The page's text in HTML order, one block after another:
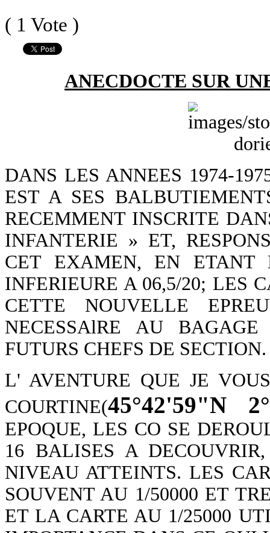
( 1 Vote )
ANECDOCTE SUR
DANS LES ANNEES 1974-
EST A SES
RECEMMENT INSCRITE
INFANTERIE » ET,
CET EXAMEN, EN ETANT
INFERIEURE A 06,5/20; LES
CETTE NOUVELLE
NECESSAlRE AU
FUTURS CHEFS DE SECTION.
L' AVENTURE QUE JE
COURTINE(45°42'59"N
EPOQUE, LES CO SE
16 BALISES A
NIVEAU ATTEINTS. LES
SOUVENT AU 1/50000 ET
ET LA CARTE AU 1/25000